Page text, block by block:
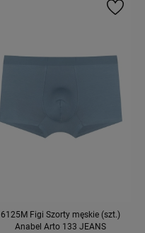
6125М Figi Szorty męskie (szt.)
Anabel Arto 133 JEANS